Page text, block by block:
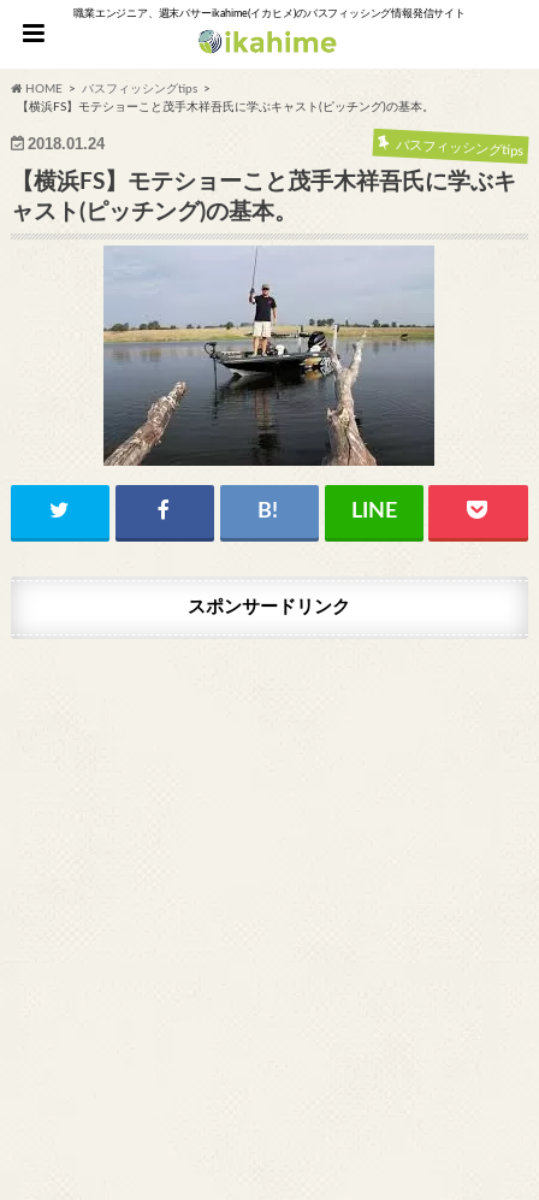
職業エンジニア、週末バサーikahime(イカヒメ)のバスフィッシング情報発信サイト
HOME
バスフィッシングtips
【横浜FS】モテショーこと茂手木祥吾氏に学ぶキャスト(ピッチング)の基本。
2018.01.24 バスフィッシングtips
【横浜FS】モテショーこと茂手木祥吾氏に学ぶキ
ャスト(ピッチング)の基本。
スポンサードリンク